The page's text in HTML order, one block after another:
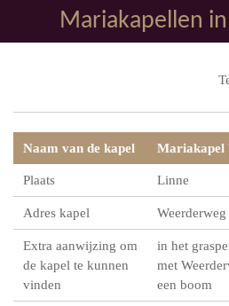
direct
Mariakapellen
Naam van de kapel Mariakapel
Plaats Linne
Adres kapel Weerderweg
Extra aanwijzing om
de kapel te kunnen
vinden
in het
met
een boom